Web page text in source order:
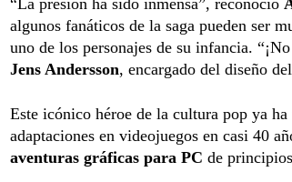
algunos fanáticos de la saga pueden ser
uno de los personajes de su infancia.
Jens Andersson, encargado del diseño
Este icónico héroe de la cultura pop ya ha
adaptaciones en videojuegos en casi 40
aventuras gráficas para PC de